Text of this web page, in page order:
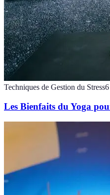
Techniques de Gestion du Stress6
Les Bienfaits du Yoga